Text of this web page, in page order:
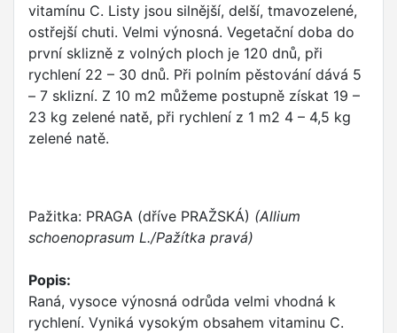
vitamínu C. Listy jsou silnější, delší, tmavozelené,
ostřejší chuti. Velmi výnosná. Vegetační doba do
první sklizně z volných ploch je 120 dnů, při
rychlení 22 – 30 dnů. Při polním pěstování dává 5
– 7 sklizní. Z 10 m2 můžeme postupně získat 19 –
23 kg zelené natě, při rychlení z 1 m2 4 – 4,5 kg
zelené natě.
Pažitka: PRAGA (dříve PRAŽSKÁ) (Allium
schoenoprasum L./Pažítka pravá)
Popis:
Raná, vysoce výnosná odrůda velmi vhodná k
rychlení. Vyniká vysokým obsahem vitaminu C.